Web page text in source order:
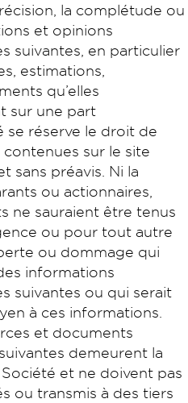
la complétude ou
et opinions
suivantes, en particulier
estimations,
qu’elles
sur une part
se réserve le droit de
sur le site
sans préavis. Ni la
ou actionnaires,
ne sauraient être tenus
ou pour tout autre
ou dommage qui
informations
suivantes ou qui serait
à ces informations.
et documents
demeurent la
et ne doivent pas
ou transmis à des tiers